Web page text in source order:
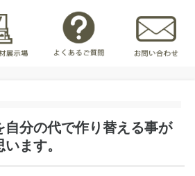
自分の代で作り替える事が
ます。